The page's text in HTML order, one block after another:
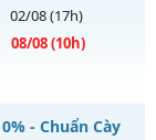
02/08(17h)
08/08(10h)
đồ chuẩn
- Chuẩn Cày